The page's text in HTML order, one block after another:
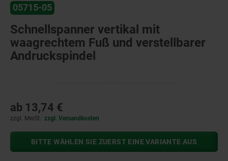
05715-05
Schnellspanner vertikal mit
waagrechtem Fuß und verstellbarer
Andruckspindel
ab 13,74 €
zzgl. MwSt. zzgl. Versandkosten
BITTE WÄHLEN SIE ZUERST EINE VARIANTE AUS